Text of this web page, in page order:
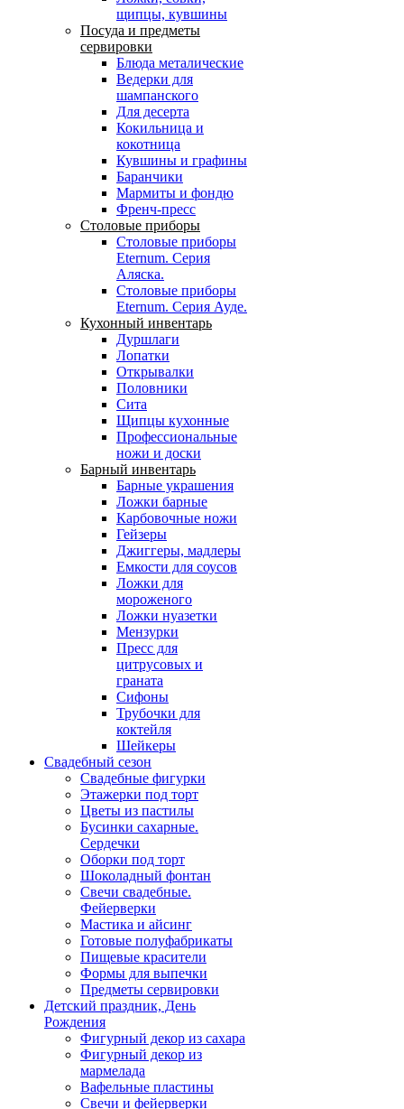
щипцы, кувшины
Посуда и предметы
сервировки
Блюда металические
Ведерки для
шампанского
Для десерта
Кокильница и
кокотница
Кувшины и графины
Баранчики
Мармиты и фондю
Френч-пресс
Столовые приборы
Столовые приборы
Eternum. Серия
Аляска.
Столовые приборы
Eternum. Серия Ауде.
Кухонный инвентарь
Дуршлаги
Лопатки
Открывалки
Половники
Сита
Щипцы кухонные
Профессиональные
ножи и доски
Барный инвентарь
Барные украшения
Ложки барные
Карбовочные ножи
Гейзеры
Джиггеры, мадлеры
Емкости для соусов
Ложки для
мороженого
Ложки нуазетки
Мензурки
Пресс для
цитрусовых и
граната
Сифоны
Трубочки для
коктейля
Шейкеры
Свадебный сезон
Свадебные фигурки
Этажерки под торт
Цветы из пастилы
Бусинки сахарные.
Сердечки
Оборки под торт
Шоколадный фонтан
Свечи свадебные.
Фейерверки
Мастика и айсинг
Готовые полуфабрикаты
Пищевые красители
Формы для выпечки
Предметы сервировки
Детский праздник, День
Рождения
Фигурный декор из сахара
Фигурный декор из
мармелада
Вафельные пластины
Свечи и фейерверки